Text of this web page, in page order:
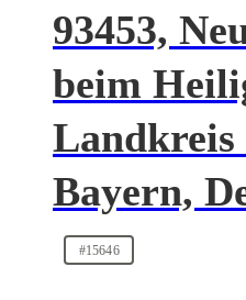
93453,
beim
Landkreis
Bayern,
#15646